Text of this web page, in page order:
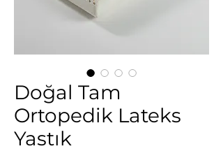
Doğal Tam
Ortopedik Lateks
Yastık